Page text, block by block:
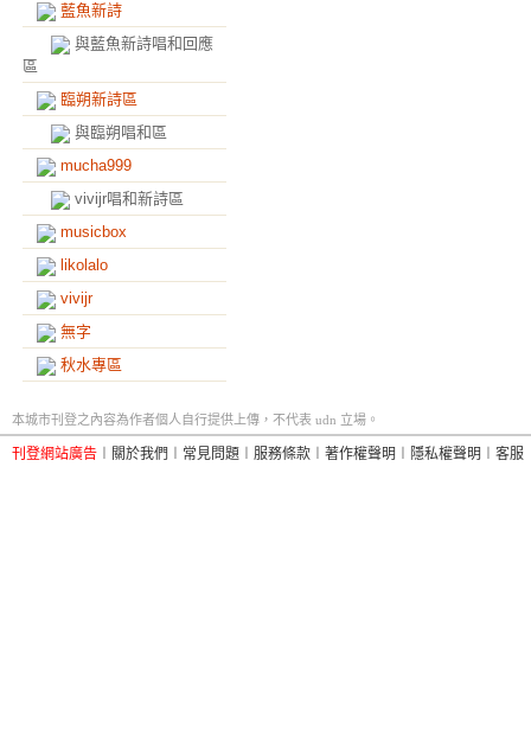
藍魚新詩
與藍魚新詩唱和回應
區
臨朔新詩區
與臨朔唱和區
mucha999
vivijr唱和新詩區
musicbox
likolalo
vivijr
無字
秋水專區
本城市刊登之內容為作者個人自行提供上傳，不代表 udn 立場。
刊登網站廣告 關於我們 常見問題 服務條款 著作權聲明 隱私權聲明 客服